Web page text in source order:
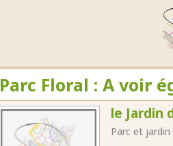
Parc Floral : A voir
le Jardin
Parc et jardin